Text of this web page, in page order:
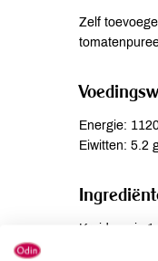
Zelf
Energie:
Eiwitten: 5.2
Kruidenmix
2: